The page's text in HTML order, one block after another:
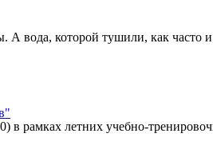
вода, которой тушили, как часто
в рамках летних учебно-